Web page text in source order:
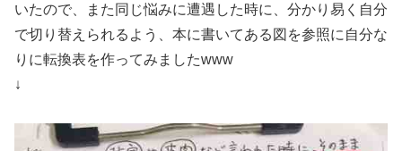
いたので、また同じ悩みに遭遇した時に、分かり易く自分
で切り替えられるよう、本に書いてある図を参照に自分な
りに転換表を作ってみましたwww
↓